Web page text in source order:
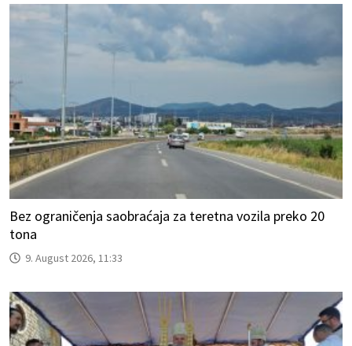
Bez ograničenja saobraćaja za teretna vozila preko 20
tona
9. August 2026, 11:33